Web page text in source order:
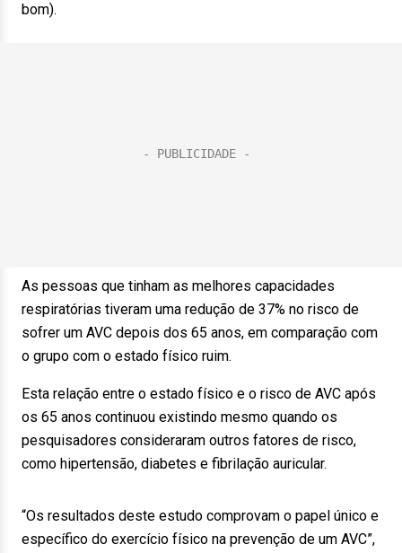
bom).
As pessoas que tinham as melhores capacidades
respiratórias tiveram uma redução de 37% no risco de
sofrer um AVC depois dos 65 anos, em comparação com
o grupo com o estado físico ruim.
Esta relação entre o estado físico e o risco de AVC após
os 65 anos continuou existindo mesmo quando os
pesquisadores consideraram outros fatores de risco,
como hipertensão, diabetes e fibrilação auricular.
“Os resultados deste estudo comprovam o papel único e
específico do exercício físico na prevenção de um AVC”,